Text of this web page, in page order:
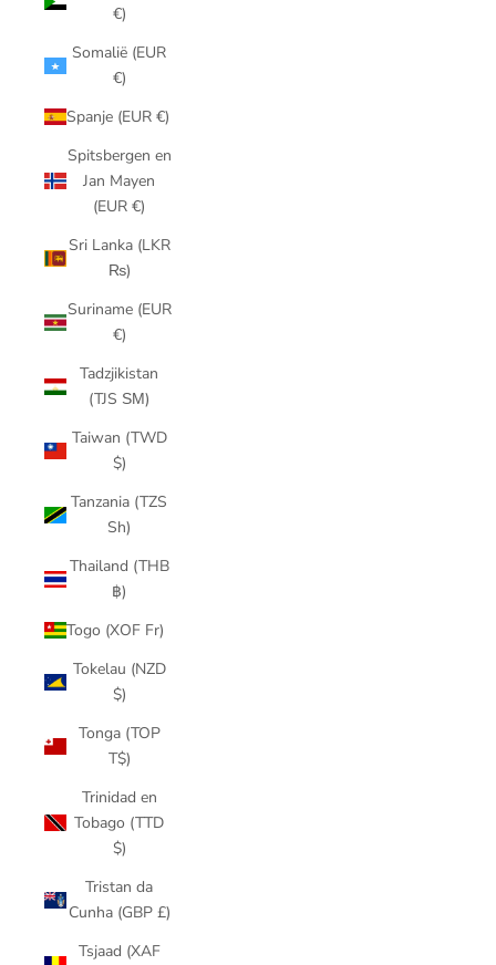
€)
Somalië (EUR
€)
Spanje (EUR €)
Spitsbergen en
Jan Mayen
(EUR €)
Sri Lanka (LKR
₨)
Suriname (EUR
€)
Tadzjikistan
(TJS ЅМ)
Taiwan (TWD
$)
Tanzania (TZS
Sh)
Thailand (THB
฿)
Togo (XOF Fr)
Tokelau (NZD
$)
Tonga (TOP
T$)
Trinidad en
Tobago (TTD
$)
Tristan da
Cunha (GBP £)
Tsjaad (XAF